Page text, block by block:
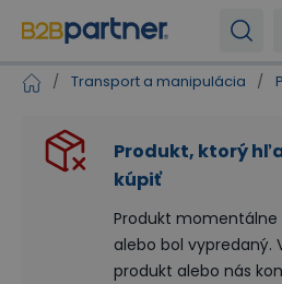
/ Transport a manipulácia /
Produkt, ktorý
kúpiť
Produkt momentálne
alebo bol vypredaný.
produkt alebo nás